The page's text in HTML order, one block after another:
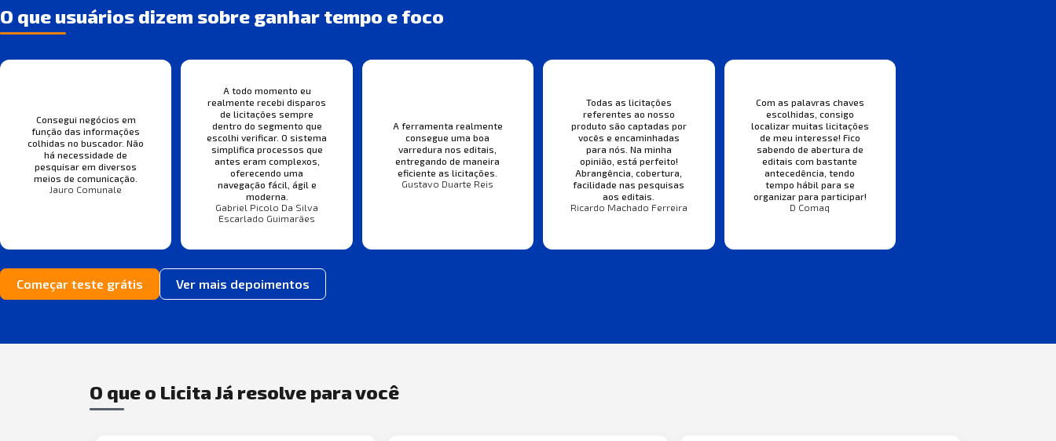
O que usuários dizem sobre ganhar tempo e foco
Consegui negócios em
função das informações
colhidas no buscador. Não
há necessidade de
pesquisar em diversos
meios de comunicação.
Jauro Comunale
A todo momento eu
realmente recebi disparos
de licitações sempre
dentro do segmento que
escolhi verificar. O sistema
simplifica processos que
antes eram complexos,
oferecendo uma
navegação fácil, ágil e
moderna.
Gabriel Picolo Da Silva
Escarlado Guimarães
A ferramenta realmente
consegue uma boa
varredura nos editais,
entregando de maneira
eficiente as licitações.
Gustavo Duarte Reis
Todas as licitações
referentes ao nosso
produto são captadas por
vocês e encaminhadas
para nós. Na minha
opinião, está perfeito!
Abrangência, cobertura,
facilidade nas pesquisas
aos editais.
Ricardo Machado Ferreira
Com as palavras chaves
escolhidas, consigo
localizar muitas licitações
de meu interesse! Fico
sabendo de abertura de
editais com bastante
antecedência, tendo
tempo hábil para se
organizar para participar!
D Comaq
Começar teste grátis Ver mais depoimentos
O que o Licita Já resolve para você